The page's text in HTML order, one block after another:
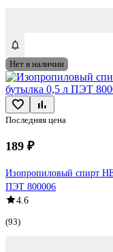
Нет в наличии
Последняя цена
189 ₽
Изопропиловый спирт
ПЭТ 800006
4.6
(93)